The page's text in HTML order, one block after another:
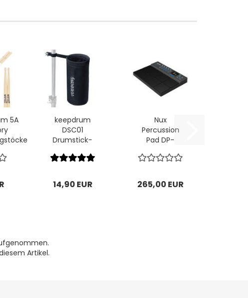
5A
keepdrum
DSC01
Drumstick-
14,90 EUR
Nux
Percussion
Pad DP-
Drum
265,00 EUR
Artikel.